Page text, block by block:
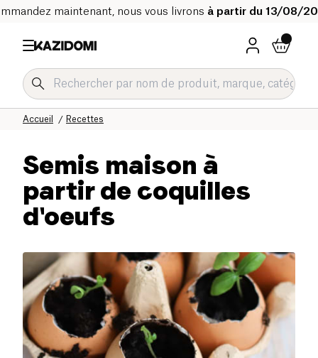
maintenant, nous vous livrons à partir du 13/08/
Recettes
Accueil
Semis maison à
partir de coquilles
d'oeufs